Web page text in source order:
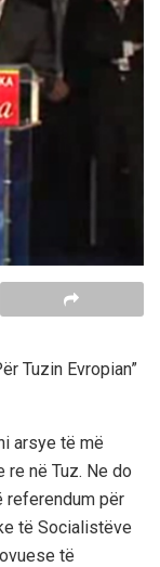
Tuzin Evropian”
arsye të më
re në Tuz. Ne do
referendum për
të Socialistëve
të